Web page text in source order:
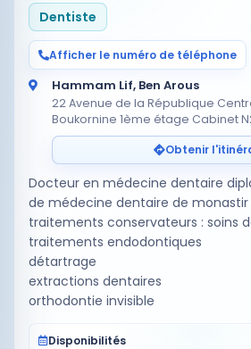
Dentiste
Afficher le numéro de téléphone
Hammam Lif, Ben Arous
22 Avenue de la République
Boukornine 1ème étage Cabinet
Obtenir
Docteur en médecine dentaire
de médecine dentaire de monastir
traitements conservateurs : soins
traitements endodontiques
détartrage
extractions dentaires
orthodontie invisible
Disponibilités